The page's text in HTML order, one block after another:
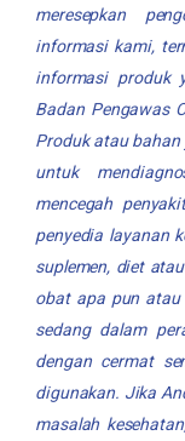
meresepkan
informasi kami,
informasi produk
Badan Pengawas
Produk atau
untuk
mencegah
penyedia layanan
suplemen, diet
obat apa pun
sedang dalam
dengan cermat
digunakan. Jika
masalah